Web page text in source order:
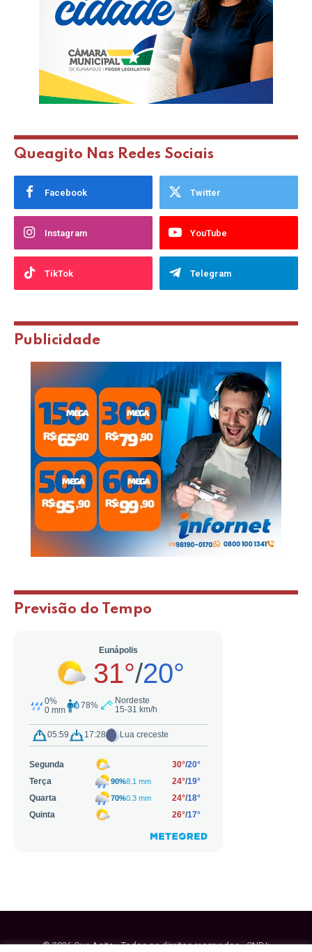
Queagito Nas Redes Sociais
Facebook Twitter
Instagram YouTube
TikTok Telegram
Publicidade
Previsão do Tempo
© 2026 Que Agito - Todos os direitos reservados - CNPJ: